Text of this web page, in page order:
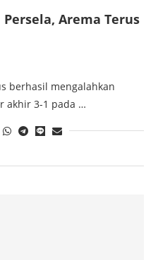
Arema Terus
berhasil mengalahkan
akhir 3-1 pada …